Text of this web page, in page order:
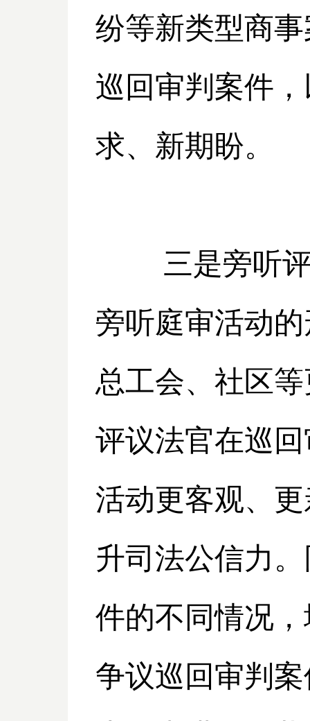
纷等新类型商
巡回审判案件
求、新期盼。
三是旁听评
旁听庭审活动
总工会、社区
评议法官在巡
活动更客观、
升司法公信力
件的不同情况
争议巡回审判